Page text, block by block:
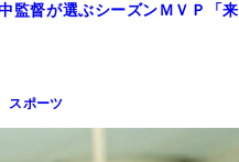
監督が選ぶシーズンＭＶＰ「来
スポーツ